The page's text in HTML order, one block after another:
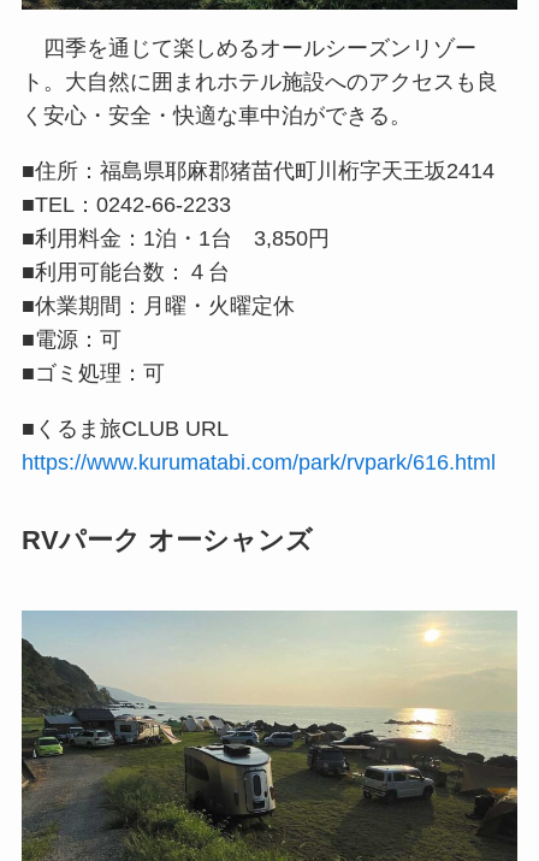
四季を通じて楽しめるオールシーズンリゾー
ト。大自然に囲まれホテル施設へのアクセスも良
く安心・安全・快適な車中泊ができる。
■住所：福島県耶麻郡猪苗代町川桁字天王坂2414
■TEL：0242-66-2233
■利用料金：1泊・1台 3,850円
■利用可能台数：４台
■休業期間：月曜・火曜定休
■電源：可
■ゴミ処理：可
■くるま旅CLUB URL
https://www.kurumatabi.com/park/rvpark/616.html
RVパーク オーシャンズ